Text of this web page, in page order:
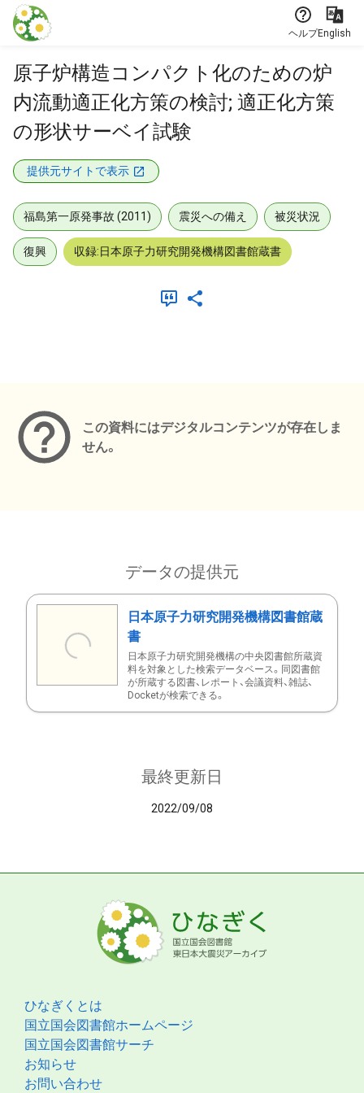
本文に飛ぶ
ヘルプEnglish
原子炉構造コンパクト化のための炉
内流動適正化方策の検討; 適正化方策
の形状サーベイ試験
提供元サイトで表示
福島第一原発事故 (2011) 震災への備え 被災状況
復興 収録:日本原子力研究開発機構図書館蔵書
この資料にはデジタルコンテンツが存在しま
せん。
データの提供元
日本原子力研究開発機構図書館蔵
書
日本原子力研究開発機構の中央図書館所蔵資
料を対象とした検索データベース。同図書館
が所蔵する図書、レポート、会議資料、雑誌、
Docketが検索できる。
最終更新日
2022/09/08
ひなぎくとは
国立国会図書館ホームページ
国立国会図書館サーチ
お知らせ
お問い合わせ